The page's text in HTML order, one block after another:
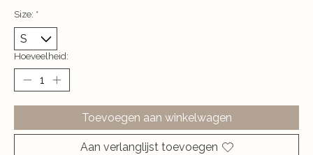
Size: *
Hoeveelheid:
Toevoegen aan winkelwagen
Aan verlanglijst toevoegen